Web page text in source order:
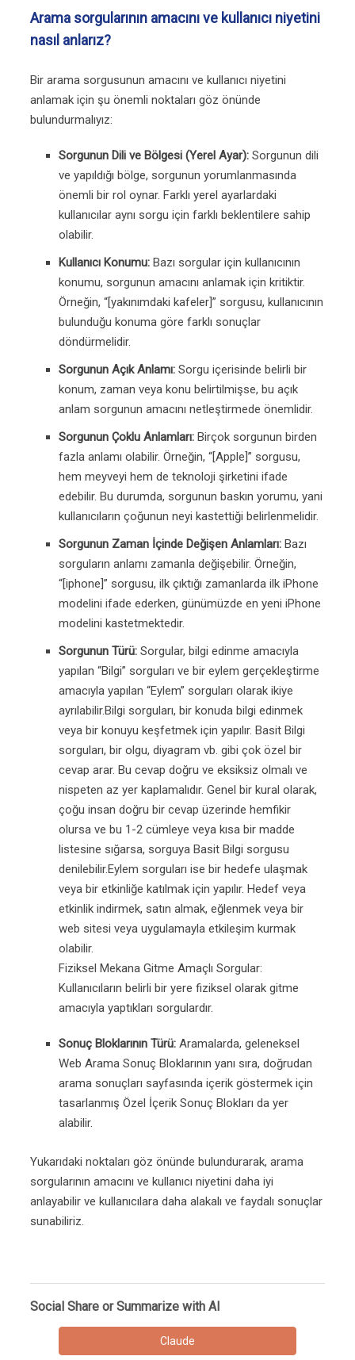
Arama sorgularının amacını ve kullanıcı niyetini
nasıl anlarız?
Bir arama sorgusunun amacını ve kullanıcı niyetini
anlamak için şu önemli noktaları göz önünde
bulundurmalıyız:
Sorgunun Dili ve Bölgesi (Yerel Ayar): Sorgunun dili
ve yapıldığı bölge, sorgunun yorumlanmasında
önemli bir rol oynar. Farklı yerel ayarlardaki
kullanıcılar aynı sorgu için farklı beklentilere sahip
olabilir.
Kullanıcı Konumu: Bazı sorgular için kullanıcının
konumu, sorgunun amacını anlamak için kritiktir.
Örneğin, “[yakınımdaki kafeler]” sorgusu, kullanıcının
bulunduğu konuma göre farklı sonuçlar
döndürmelidir.
Sorgunun Açık Anlamı: Sorgu içerisinde belirli bir
konum, zaman veya konu belirtilmişse, bu açık
anlam sorgunun amacını netleştirmede önemlidir.
Sorgunun Çoklu Anlamları: Birçok sorgunun birden
fazla anlamı olabilir. Örneğin, “[Apple]” sorgusu,
hem meyveyi hem de teknoloji şirketini ifade
edebilir. Bu durumda, sorgunun baskın yorumu, yani
kullanıcıların çoğunun neyi kastettiği belirlenmelidir.
Sorgunun Zaman İçinde Değişen Anlamları: Bazı
sorguların anlamı zamanla değişebilir. Örneğin,
“[iphone]” sorgusu, ilk çıktığı zamanlarda ilk iPhone
modelini ifade ederken, günümüzde en yeni iPhone
modelini kastetmektedir.
Sorgunun Türü: Sorgular, bilgi edinme amacıyla
yapılan “Bilgi” sorguları ve bir eylem gerçekleştirme
amacıyla yapılan “Eylem” sorguları olarak ikiye
ayrılabilir.Bilgi sorguları, bir konuda bilgi edinmek
veya bir konuyu keşfetmek için yapılır. Basit Bilgi
sorguları, bir olgu, diyagram vb. gibi çok özel bir
cevap arar. Bu cevap doğru ve eksiksiz olmalı ve
nispeten az yer kaplamalıdır. Genel bir kural olarak,
çoğu insan doğru bir cevap üzerinde hemfikir
olursa ve bu 1-2 cümleye veya kısa bir madde
listesine sığarsa, sorguya Basit Bilgi sorgusu
denilebilir.Eylem sorguları ise bir hedefe ulaşmak
veya bir etkinliğe katılmak için yapılır. Hedef veya
etkinlik indirmek, satın almak, eğlenmek veya bir
web sitesi veya uygulamayla etkileşim kurmak
olabilir.
Fiziksel Mekana Gitme Amaçlı Sorgular:
Kullanıcıların belirli bir yere fiziksel olarak gitme
amacıyla yaptıkları sorgulardır.
Sonuç Bloklarının Türü: Aramalarda, geleneksel
Web Arama Sonuç Bloklarının yanı sıra, doğrudan
arama sonuçları sayfasında içerik göstermek için
tasarlanmış Özel İçerik Sonuç Blokları da yer
alabilir.
Yukarıdaki noktaları göz önünde bulundurarak, arama
sorgularının amacını ve kullanıcı niyetini daha iyi
anlayabilir ve kullanıcılara daha alakalı ve faydalı sonuçlar
sunabiliriz.
Social Share or Summarize with AI
Claude